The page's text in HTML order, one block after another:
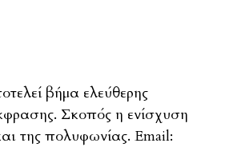
βήμα ελεύθερης
Σκοπός η ενίσχυση
της πολυφωνίας. Email: